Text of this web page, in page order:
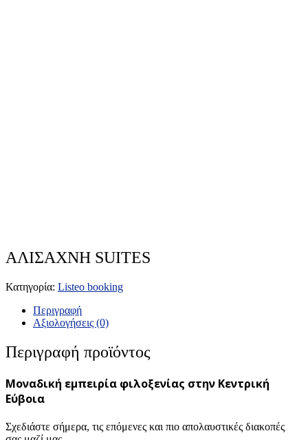
ΑΛΙΣΑΧΝΗ SUITES
Κατηγορία: Listeo booking
Περιγραφή
Αξιολογήσεις (0)
Περιγραφή προϊόντος
Μοναδική εμπειρία φιλοξενίας στην Κεντρική
Εύβοια
Σχεδιάστε σήμερα, τις επόμενες και πιο απολαυστικές διακοπές